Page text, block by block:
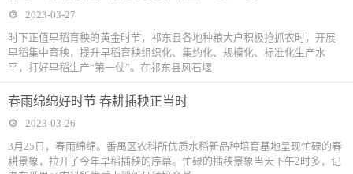
2023-03-27
时下正值早稻育秧的黄金时节，祁东县各地种粮大户积极抢抓农时，开展
早稻集中育秧，提升早稻育秧组织化、集约化、规模化、标准化生产水
平，打好早稻生产“第一仗”。在祁东县风石堰
春雨绵绵好时节 春耕插秧正当时
2023-03-26
3月25日，春雨绵绵。番禺区农科所优质水稻新品种培育基地呈现忙碌的春
耕景象，拉开了今年早稻插秧的序幕。忙碌的插秧景象当天下午2时多，记